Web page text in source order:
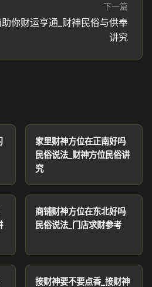
下一篇
你财运亨通_财神民俗与供奉
讲究
家里财神方位在正南好吗
民俗说法_财神方位民俗讲
究
商铺财神方位在东北好吗
民俗说法_门店求财参考
接财神要不要点香_接财神